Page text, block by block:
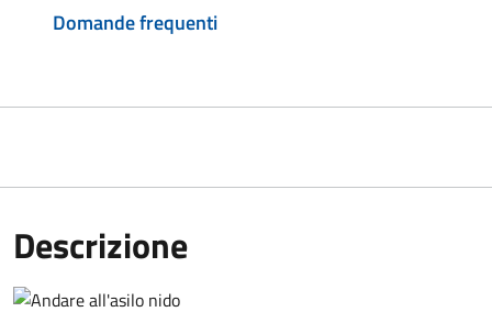
Domande frequenti
Descrizione